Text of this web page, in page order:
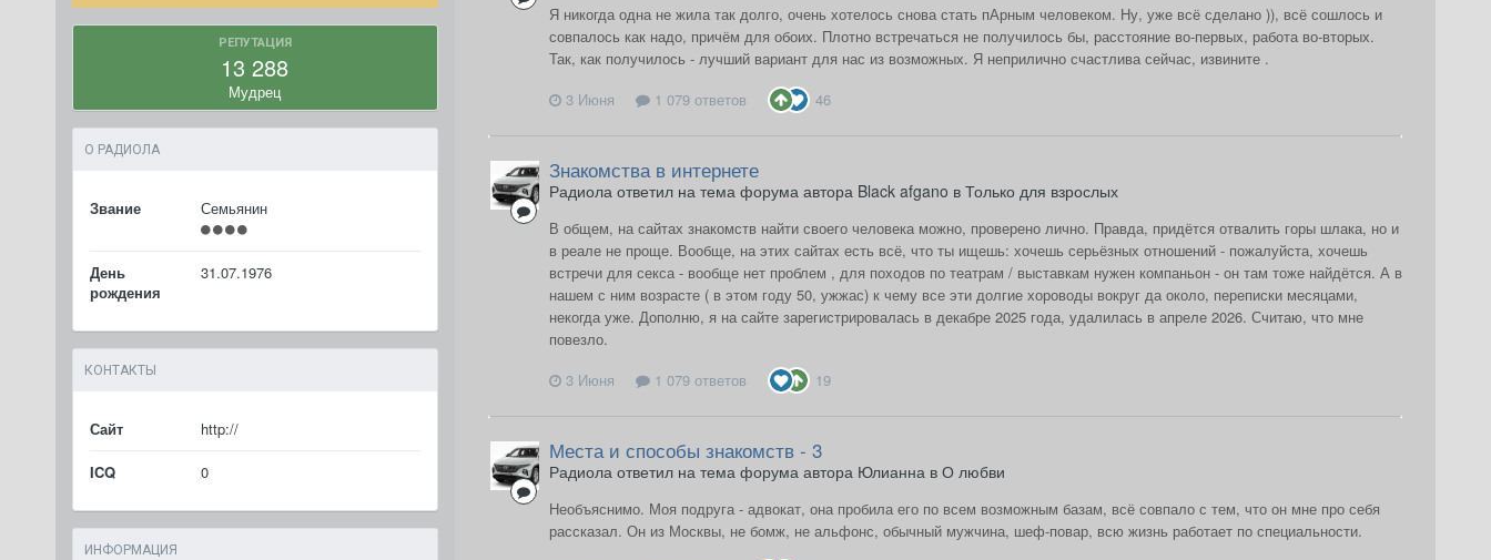
РЕПУТАЦИЯ
13 288
Мудрец
О РАДИОЛА
Звание Семьянин
День
рождения
31.07.1976
КОНТАКТЫ
Сайт http://
ICQ 0
ИНФОРМАЦИЯ
Я никогда одна не жила так долго, очень хотелось снова стать пАрным человеком. Ну, уже всё сделано )), всё сошлось и
совпалось как надо, причём для обоих. Плотно встречаться не получилось бы, расстояние во-первых, работа во-вторых.
Так, как получилось - лучший вариант для нас из возможных. Я неприлично счастлива сейчас, извините .
3 Июня
1 079 ответов 46
Знакомства в интернете
Радиола ответил на тема форума автора Black afgano в Только для взрослых
В общем, на сайтах знакомств найти своего человека можно, проверено лично. Правда, придётся отвалить горы шлака, но и
в реале не проще. Вообще, на этих сайтах есть всё, что ты ищешь: хочешь серьёзных отношений - пожалуйста, хочешь
встречи для секса - вообще нет проблем , для походов по театрам / выставкам нужен компаньон - он там тоже найдётся. А в
нашем с ним возрасте ( в этом году 50, ужжас) к чему все эти долгие хороводы вокруг да около, переписки месяцами,
некогда уже. Дополню, я на сайте зарегистрировалась в декабре 2025 года, удалилась в апреле 2026. Считаю, что мне
повезло.
3 Июня
1 079 ответов 19
Места и способы знакомств - 3
Радиола ответил на тема форума автора Юлианна в О любви
Необъяснимо. Моя подруга - адвокат, она пробила его по всем возможным базам, всё совпало с тем, что он мне про себя
рассказал. Он из Москвы, не бомж, не альфонс, обычный мужчина, шеф-повар, всю жизнь работает по специальности.